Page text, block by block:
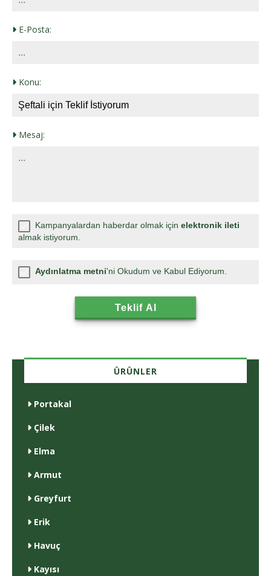
E-Posta:
Konu:
Mesaj:
Kampanyalardan haberdar olmak için elektronik ileti
almak istiyorum.
Aydınlatma metni'ni Okudum ve Kabul Ediyorum.
ÜRÜNLER
Portakal
Çilek
Elma
Armut
Greyfurt
Erik
Havuç
Kayısı